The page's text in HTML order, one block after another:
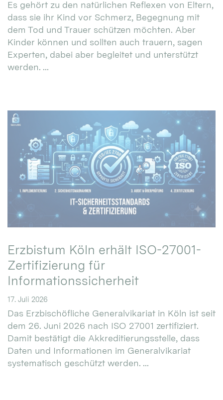
Es gehört zu den natürlichen Reflexen von Eltern,
dass sie ihr Kind vor Schmerz, Begegnung mit
dem Tod und Trauer schützen möchten. Aber
Kinder können und sollten auch trauern, sagen
Experten, dabei aber begleitet und unterstützt
werden. ...
Erzbistum Köln erhält ISO-27001-
Zertifizierung für
Informationssicherheit
17. Juli 2026
Das Erzbischöfliche Generalvikariat in Köln ist seit
dem 26. Juni 2026 nach ISO 27001 zertifiziert.
Damit bestätigt die Akkreditierungsstelle, dass
Daten und Informationen im Generalvikariat
systematisch geschützt werden. ...